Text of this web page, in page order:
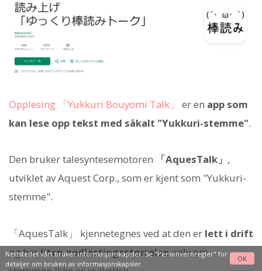
Opplesing 「Yukkuri Bouyomi Talk」 er en app som
kan lese opp tekst med såkalt "Yukkuri-stemme".
Den bruker talesyntesemotoren 「AquesTalk」 ,
utviklet av Aquest Corp., som er kjent som "Yukkuri-
stemme".
「AquesTalk」 kjennetegnes ved at den er lett i drift
og harliten nedlastingsstørrelse, selv om
Nettstedet vårt bruker informasjonskapsler. Se"Personvernregler" for
detaljer om bruken av informasjonskapsler.
OK